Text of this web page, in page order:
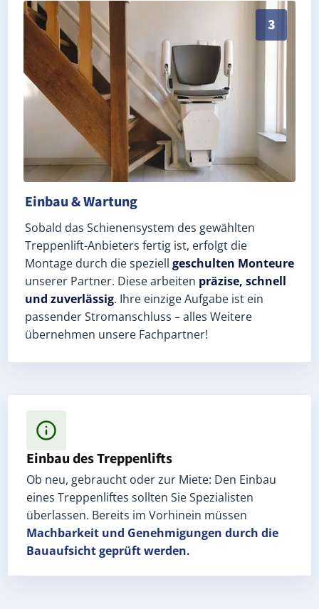
3
Schneller, sauberer Einbau durch zertifizierte
Einbau & Wartung
Sobald das Schienensystem des gewählten
Treppenlift-Anbieters fertig ist, erfolgt die
Montage durch die speziell geschulten Monteure
unserer Partner. Diese arbeiten präzise, schnell
und zuverlässig. Ihre einzige Aufgabe ist ein
passender Stromanschluss – alles Weitere
übernehmen unsere Fachpartner!
Einbau des Treppenlifts
Ob neu, gebraucht oder zur Miete: Den Einbau
eines Treppenliftes sollten Sie Spezialisten
überlassen. Bereits im Vorhinein müssen
Machbarkeit und Genehmigungen durch die
Bauaufsicht geprüft werden.